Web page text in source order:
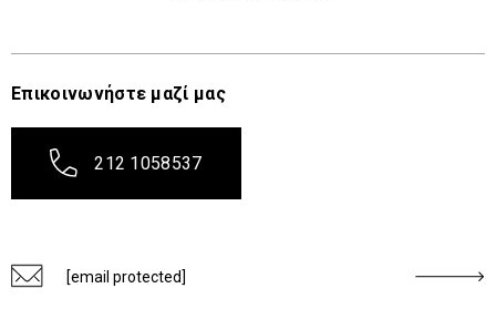
Επικοινωνήστε μαζί μας
212 1058537
[email protected]